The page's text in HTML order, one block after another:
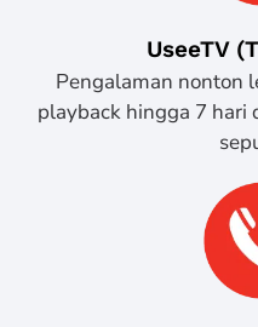
UseeTV
Pengalaman nonton
playback hingga 7 hari